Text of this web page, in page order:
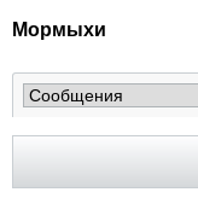
Мормыхи